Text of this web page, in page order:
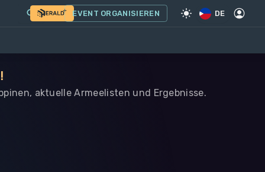
EVENT ORGANISIEREN DE
aktuelle Armeelisten und Ergebnisse.